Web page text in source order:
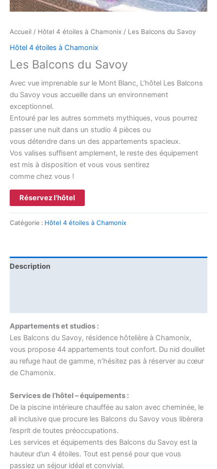
Accueil / Hôtel 4 étoiles à Chamonix / Les Balcons du Savoy
Hôtel 4 étoiles à Chamonix
Les Balcons du Savoy
Avec vue imprenable sur le Mont Blanc, L’hôtel Les Balcons
du Savoy vous accueille dans un environnement
exceptionnel.
Entouré par les autres sommets mythiques, vous pourrez
passer une nuit dans un studio 4 pièces ou
vous détendre dans un des appartements spacieux.
Vos valises suffisent amplement, le reste des équipement
est mis à disposition et vous vous sentirez
comme chez vous !
Réservez l'hôtel
Catégorie : Hôtel 4 étoiles à Chamonix
Description
Appartements et studios :
Les Balcons du Savoy, résidence hôtelière à Chamonix,
vous propose 44 appartements tout confort. Du nid douillet
au refuge haut de gamme, n’hésitez pas à réserver au cœur
de Chamonix.
Services de l’hôtel – équipements :
De la piscine intérieure chauffée au salon avec cheminée, le
all inclusive que procure les Balcons du Savoy vous libèrera
l’esprit de toutes préoccupations.
Les services et équipements des Balcons du Savoy est la
hauteur d’un 4 étoiles. Tout est pensé pour que vous
passiez un séjour idéal et convivial.